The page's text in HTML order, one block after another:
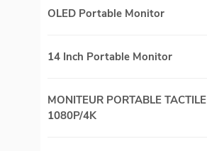
OLED Portable Monitor
14 Inch Portable Monitor
MONITEUR PORTABLE TACTILE
1080P/4K